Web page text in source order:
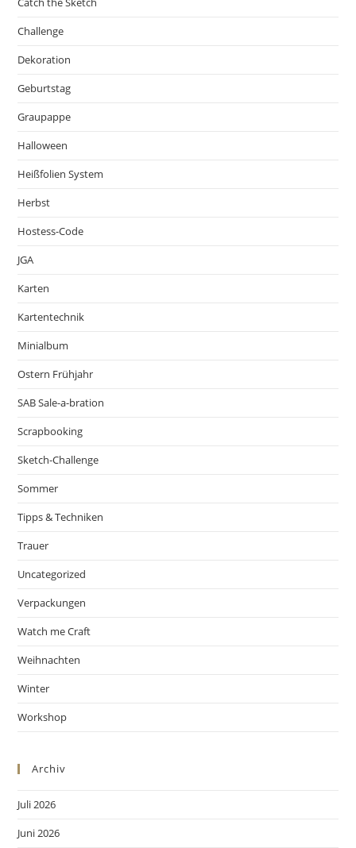
Challenge
Dekoration
Geburtstag
Graupappe
Halloween
Heißfolien System
Herbst
Hostess-Code
JGA
Karten
Kartentechnik
Minialbum
Ostern Frühjahr
SAB Sale-a-bration
Scrapbooking
Sketch-Challenge
Sommer
Tipps & Techniken
Trauer
Uncategorized
Verpackungen
Watch me Craft
Weihnachten
Winter
Workshop
Archiv
Juli 2026
Juni 2026